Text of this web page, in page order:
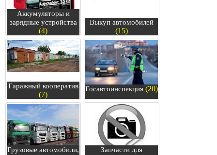
Аккумуляторы и
зарядные устройства
(4)
Выкуп автомобилей
(15)
Гаражный кооператив
(7)
Госавтоинспекция (20)
Грузовые автомобили,
Запчасти для